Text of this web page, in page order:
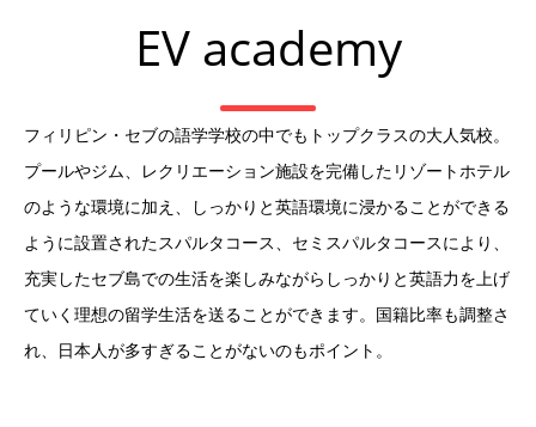
EV academy
フィリピン・セブの語学学校の中でもトップクラスの大人気校。
プールやジム、レクリエーション施設を完備したリゾートホテル
のような環境に加え、しっかりと英語環境に浸かることができる
ように設置されたスパルタコース、セミスパルタコースにより、
充実したセブ島での生活を楽しみながらしっかりと英語力を上げ
ていく理想の留学生活を送ることができます。国籍比率も調整さ
れ、日本人が多すぎることがないのもポイント。